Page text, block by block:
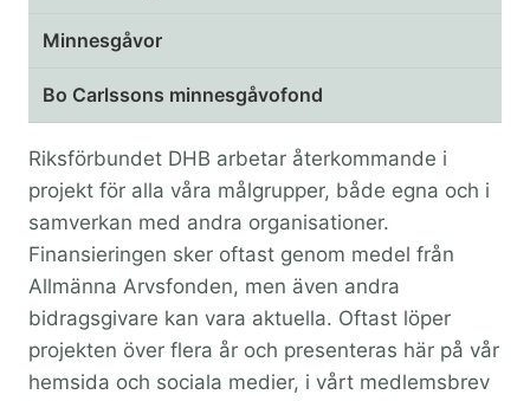
Riksförbundet DHB arbetar återkommande i
projekt för alla våra målgrupper, både egna och i
samverkan med andra organisationer.
Finansieringen sker oftast genom medel från
Allmänna Arvsfonden, men även andra
bidragsgivare kan vara aktuella. Oftast löper
projekten över flera år och presenteras här på vår
hemsida och sociala medier, i vårt medlemsbrev
Minnesgåvor
Bo Carlssons minnesgåvofond